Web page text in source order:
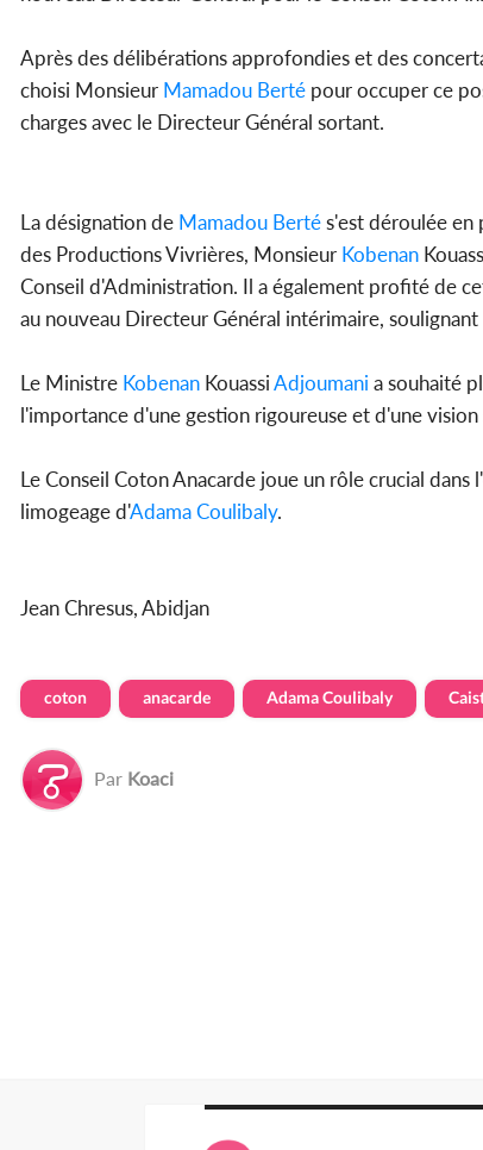
Après des délibérations approfondies et des
choisi Monsieur Mamadou Berté pour occuper ce
charges avec le Directeur Général sortant.
La désignation de Mamadou Bertés'est déroulée
des Productions Vivrières, Monsieur Kobenan
Conseil d'Administration. Il a également profité de
au nouveau Directeur Général intérimaire,
Le Ministre Kobenan KouassiAdjoumani a souhaité
l'importance d'une gestion rigoureuse et d'une
Le Conseil Coton Anacarde joue un rôle crucial
limogeage d'Adama Coulibaly.
Jean Chresus, Abidjan
coton anacarde Adama Coulibaly
Par Koaci